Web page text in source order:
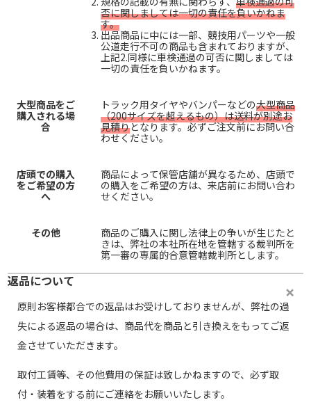
否に関しましては一切の責任を負いかねま
す。
出品商品に中には一部、競技用パーツや一般
公道走行不可の商品も含まれておりますが、
上記2.同様に車検通過の可否に関しましては
一切の責任を負いかねます。
大型商品をご
購入される場
合
トラック用タイヤやバンパーなどの大型商品
（200サイズを超えるもの）は送料が別途お
見積りとなります。必ずご注文前にお問い合
わせください。
店頭での購入
をご希望の方
へ
商品によって保管店舗が異なるため、店頭で
の購入をご希望の方は、来店前にお問い合わ
せください。
その他
商品のご購入に関し法律上の争いが生じたと
きは、弊社の本社所在地を管轄する裁判所を
第一審の専属的合意管轄裁判所とします。
返品について
原則お客様都合での返品はお受けしておりませんが、弊社の過
失による返品の場合は、商品代を商品と引き換えをもってご返
金させていただきます。
取付工賃等、その他費用の保証は致しかねますので、必ず取
付・装着をする前にご連絡をお願いいたします。